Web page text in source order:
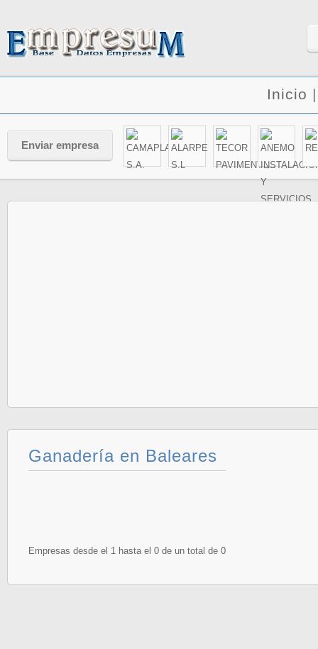
Inicio
Enviar empresa
Ganadería en Baleares
Empresas desde el 1 hasta el 0 de un total de 0